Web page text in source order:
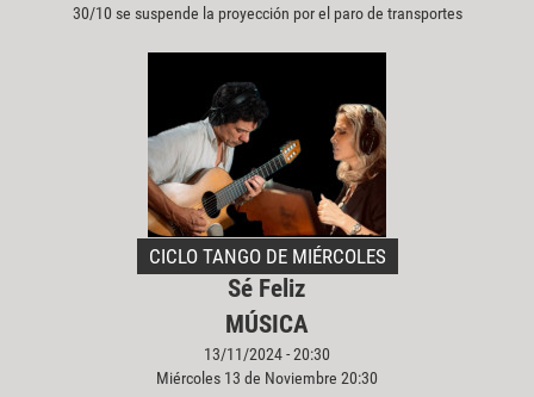
30/10 se suspende la proyección por el paro de transportes
CICLO TANGO DE MIÉRCOLES
Sé Feliz
MÚSICA
13/11/2024 - 20:30
Miércoles 13 de Noviembre 20:30